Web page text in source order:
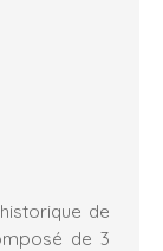
de
de 3